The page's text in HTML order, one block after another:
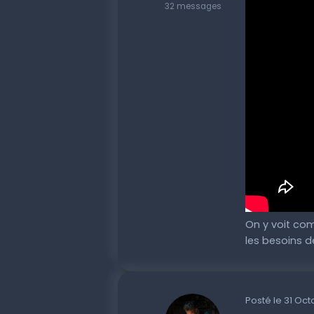
32 messages
On y voit
les besoins
Posté le 31